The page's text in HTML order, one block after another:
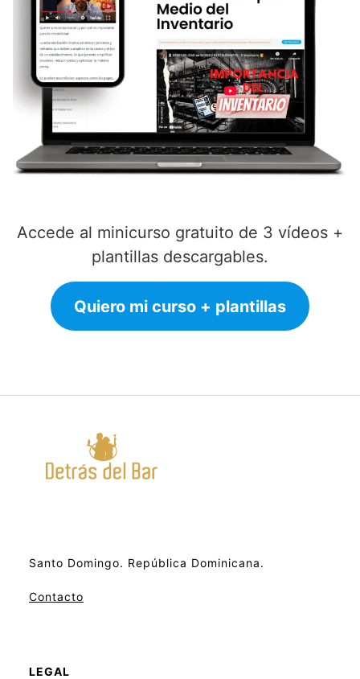
Accede al minicurso gratuito de 3 vídeos +
plantillas descargables.
Quiero mi curso + plantillas
Santo Domingo. República Dominicana.
Contacto
LEGAL